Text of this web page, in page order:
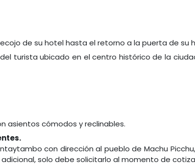
de su hotel hasta el retorno a la puerta de su
turista ubicado en el centro histórico de la
asientos cómodos y reclinables.
con dirección al pueblo de Machu
solo debe solicitarlo al momento de